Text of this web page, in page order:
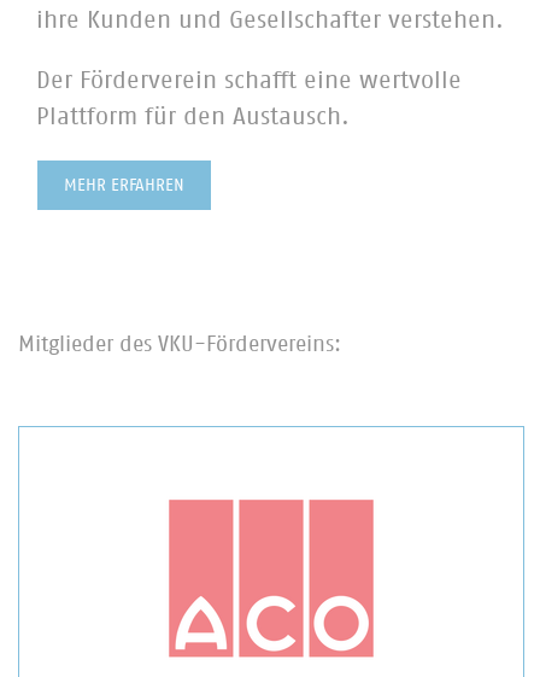
ihre Kunden und Gesellschafter verstehen.
Der Förderverein schafft eine wertvolle
Plattform für den Austausch.
MEHR ERFAHREN
Mitglieder des VKU-Fördervereins: